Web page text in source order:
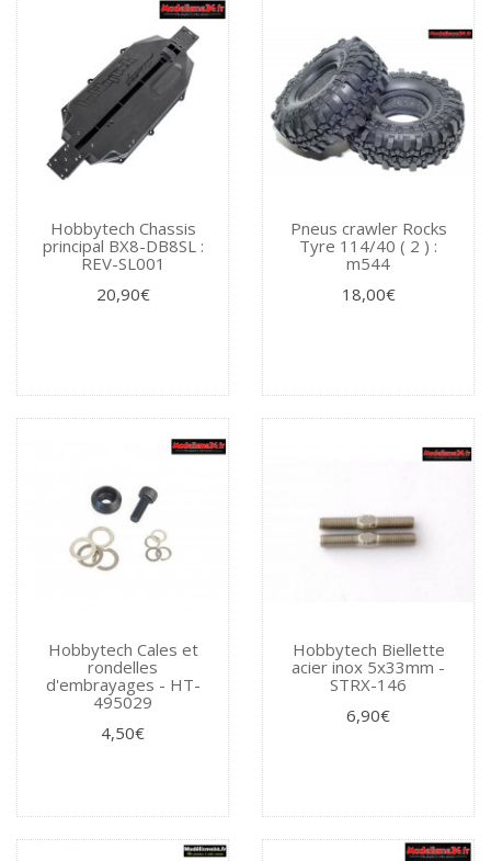
Hobbytech Chassis
principal BX8-DB8SL :
REV-SL001
20,90€
Pneus crawler Rocks
Tyre 114/40 ( 2 ) :
m544
18,00€
Hobbytech Cales et
rondelles
d'embrayages - HT-
495029
4,50€
Hobbytech Biellette
acier inox 5x33mm -
STRX-146
6,90€